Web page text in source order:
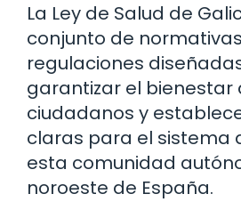
La Ley de Salud de
conjunto de
regulaciones
garantizar el bienestar
ciudadanos y
claras para el sistema
esta comunidad
noroeste de España.